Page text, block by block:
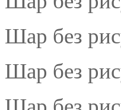
Шар без
Шар без